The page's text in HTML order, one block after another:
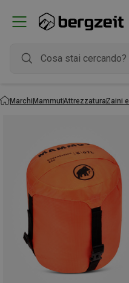
MarchiMammutAttrezzaturaZaini